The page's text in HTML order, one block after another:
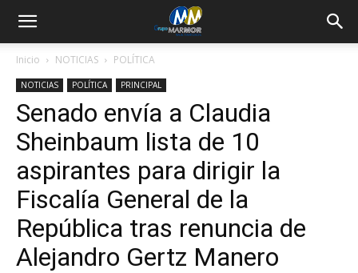
Inicio NOTICIAS POLÍTICA
NOTICIAS POLÍTICA PRINCIPAL
Senado envía a Claudia
Sheinbaum lista de 10
aspirantes para dirigir la
Fiscalía General de la
República tras renuncia de
Alejandro Gertz Manero